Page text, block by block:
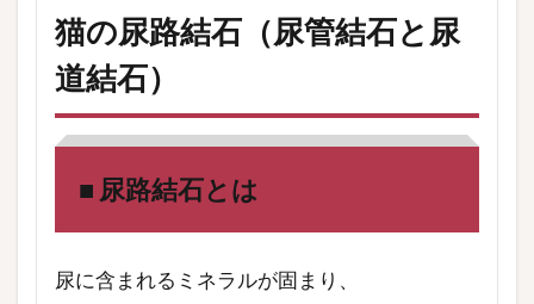
猫の尿路結石（尿管結石と尿
道結石）
■ 尿路結石とは
尿に含まれるミネラルが固まり、